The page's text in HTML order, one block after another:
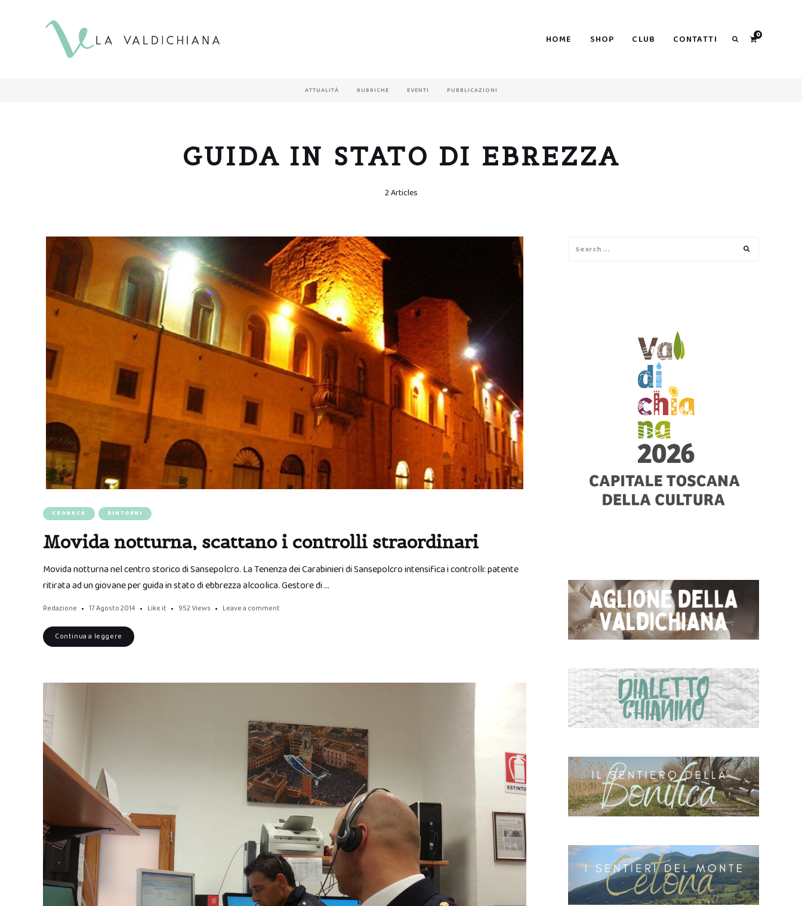
HOME SHOP CLUB CONTATTI 0
ATTUALITÀ RUBRICHE EVENTI PUBBLICAZIONI
GUIDA IN STATO DI EBREZZA
2 Articles
CRONACA DINTORNI
Movida notturna, scattano i controlli straordinari
Movida notturna nel centro storico di Sansepolcro. La Tenenza dei Carabinieri di Sansepolcro intensifica i controlli: patente
ritirata ad un giovane per guida in stato di ebbrezza alcoolica. Gestore di …
Redazione 17 Agosto 2014 Like it 952 Views Leave a comment
Continua a leggere
for: